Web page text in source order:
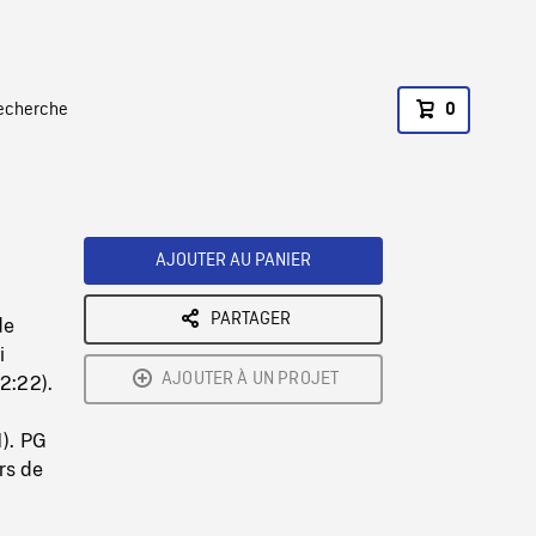
0
PG
de
AJOUTER AU PANIER
PARTAGER
AJOUTER À UN PROJET